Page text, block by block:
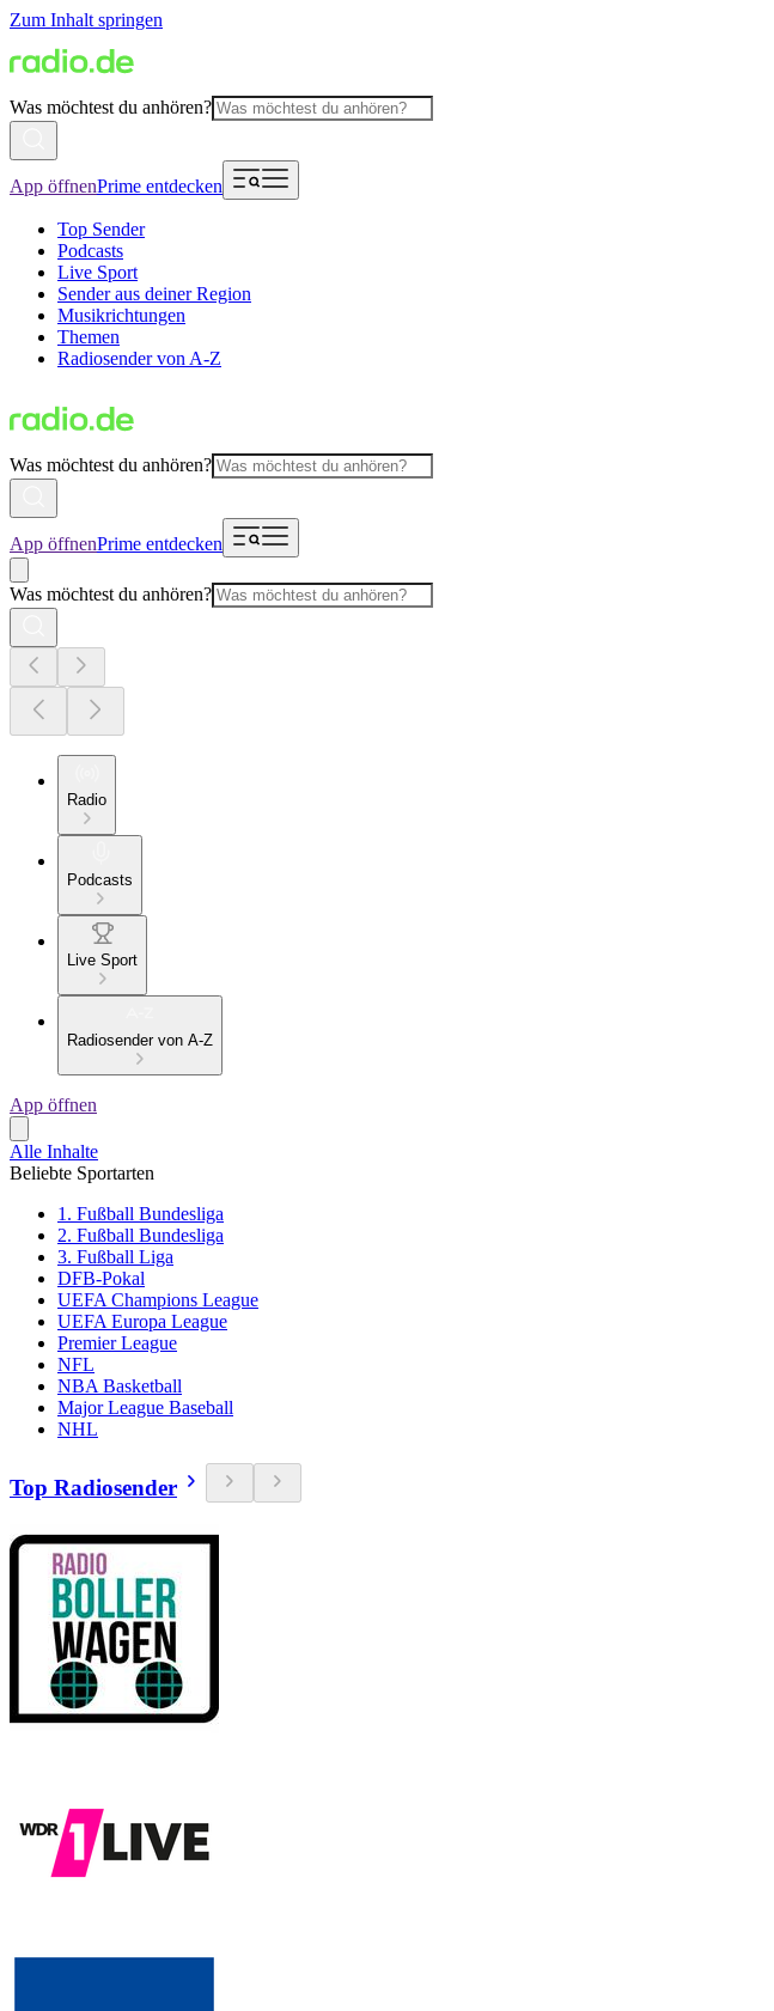
Zum Inhalt springen
Was möchtest du anhören?
App öffnenPrime entdecken
Top Sender
Podcasts
Live Sport
Sender aus deiner Region
Musikrichtungen
Themen
Radiosender von A-Z
Was möchtest du anhören?
App öffnenPrime entdecken
Was möchtest du anhören?
Radio
Podcasts
Live Sport
Radiosender von A-Z
App öffnen
Alle Inhalte
Beliebte Sportarten
1. Fußball Bundesliga
2. Fußball Bundesliga
3. Fußball Liga
DFB-Pokal
UEFA Champions League
UEFA Europa League
Premier League
NFL
NBA Basketball
Major League Baseball
NHL
Top Radiosender